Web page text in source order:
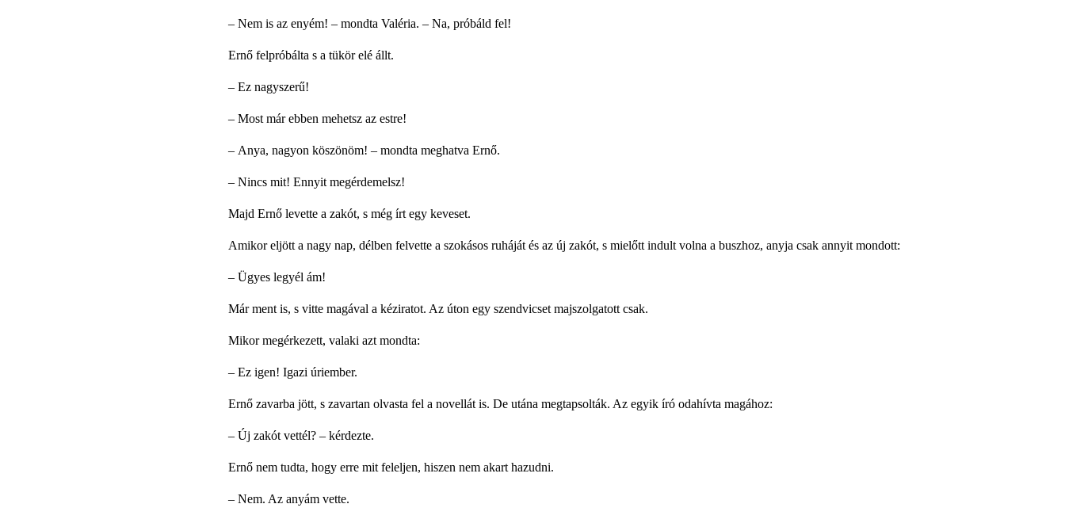
– Nem is az enyém! – mondta Valéria. – Na, próbáld fel!
Ernő felpróbálta s a tükör elé állt.
– Ez nagyszerű!
– Most már ebben mehetsz az estre!
– Anya, nagyon köszönöm! – mondta meghatva Ernő.
– Nincs mit! Ennyit megérdemelsz!
Majd Ernő levette a zakót, s még írt egy keveset.
Amikor eljött a nagy nap, délben felvette a szokásos ruháját és az új zakót, s mielőtt indult volna a buszhoz, anyja csak annyit mondott:
– Ügyes legyél ám!
Már ment is, s vitte magával a kéziratot. Az úton egy szendvicset majszolgatott csak.
Mikor megérkezett, valaki azt mondta:
– Ez igen! Igazi úriember.
Ernő zavarba jött, s zavartan olvasta fel a novellát is. De utána megtapsolták. Az egyik író odahívta magához:
– Új zakót vettél? – kérdezte.
Ernő nem tudta, hogy erre mit feleljen, hiszen nem akart hazudni.
– Nem. Az anyám vette.